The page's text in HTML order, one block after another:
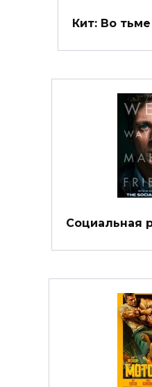
Кит: Во
Социальная